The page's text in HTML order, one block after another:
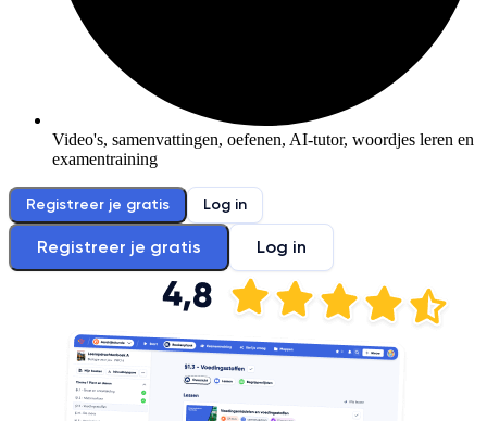
Video's, samenvattingen, oefenen, AI-tutor, woordjes leren en
examentraining
Registreer je gratis Log in
Registreer je gratis Log in